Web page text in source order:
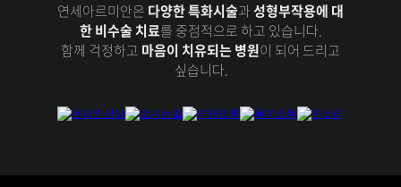
연세아르미안은 다양한 특화시술과성형부작용에 대
한 비수술 치료를 중점적으로 하고 있습니다.
함께 걱정하고 마음이 치유되는 병원이 되어 드리고
싶습니다.